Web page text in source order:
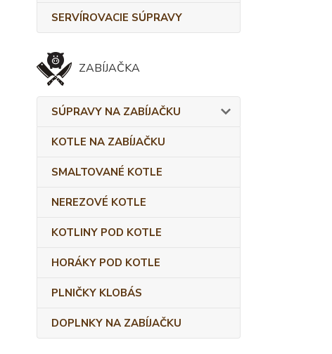
SERVÍROVACIE SÚPRAVY
ZABÍJAČKA
SÚPRAVY NA ZABÍJAČKU
KOTLE NA ZABÍJAČKU
SMALTOVANÉ KOTLE
NEREZOVÉ KOTLE
KOTLINY POD KOTLE
HORÁKY POD KOTLE
PLNIČKY KLOBÁS
DOPLNKY NA ZABÍJAČKU